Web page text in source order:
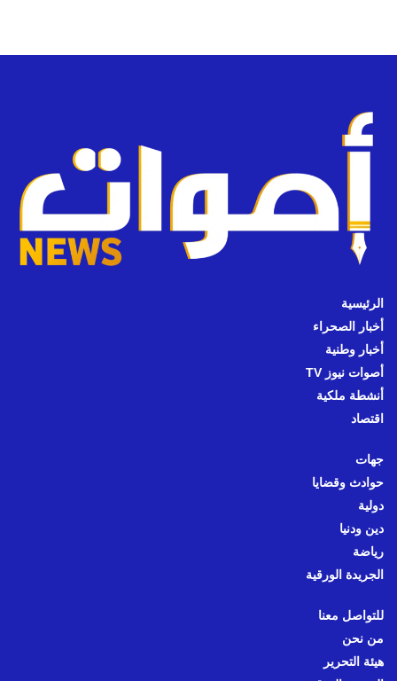
الرئيسية
أخبار الصحراء
أخبار وطنية
أصوات نيوز TV
أنشطة ملكية
اقتصاد
جهات
حوادث وقضايا
دولية
دين ودنيا
رياضة
الجريدة الورقية
للتواصل معنا
من نحن
هيئة التحرير